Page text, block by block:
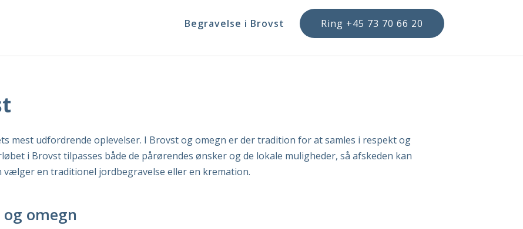
Begravelse i Brovst Ring +45 73 70 66 20
mest udfordrende oplevelser. I Brovst og omegn er der tradition for at samles i respekt og
i Brovst tilpasses både de pårørendes ønsker og de lokale muligheder, så afskeden kan
en traditionel jordbegravelse eller en kremation.
omegn